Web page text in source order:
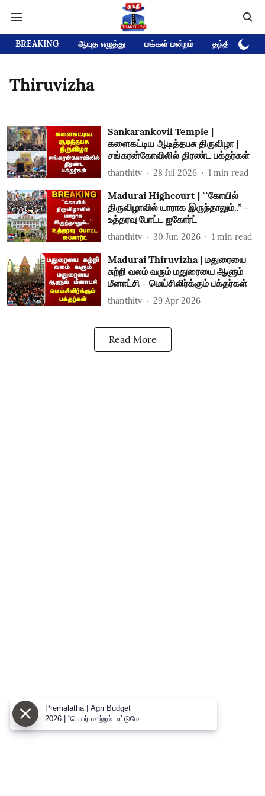
BREAKING ஆயுத எழுத்து மக்கள் மன்றம் தந்தி டிவி
Thiruvizha
Sankarankovil Temple |
களைகட்டிய ஆடித்தபசு திருவிழா |
சங்கரன்கோவிலில் திரண்ட பக்தர்கள்
thanthitv 28 Jul 2026 1 min read
Madurai Highcourt | ``கோயில்
திருவிழாவில் யாராக இருந்தாலும்..’’ -
உத்தரவு போட்ட ஐகோர்ட்
thanthitv 30 Jun 2026 1 min read
Madurai Thiruvizha | மதுரையை
சுற்றி வலம் வரும் மதுரையை ஆளும்
மீனாட்சி - மெய்சிலிர்க்கும் பக்தர்கள்
thanthitv 29 Apr 2026
Read More
Premalatha | Agri Budget
2026 | “பெயர் மாற்றம் மட்டுமே” -
வேளாண் பட்ஜெட்டை சாடிய